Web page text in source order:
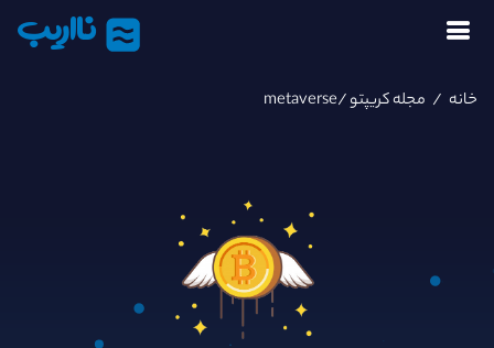
نااریب
خانه / مجله کریپتو/metaverse